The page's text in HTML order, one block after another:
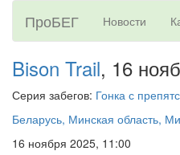
ПроБЕГ Новости
Bison Trail, 16
Серия забегов: Гонка с
Беларусь, Минская область,
16 ноября 2025, 11:00